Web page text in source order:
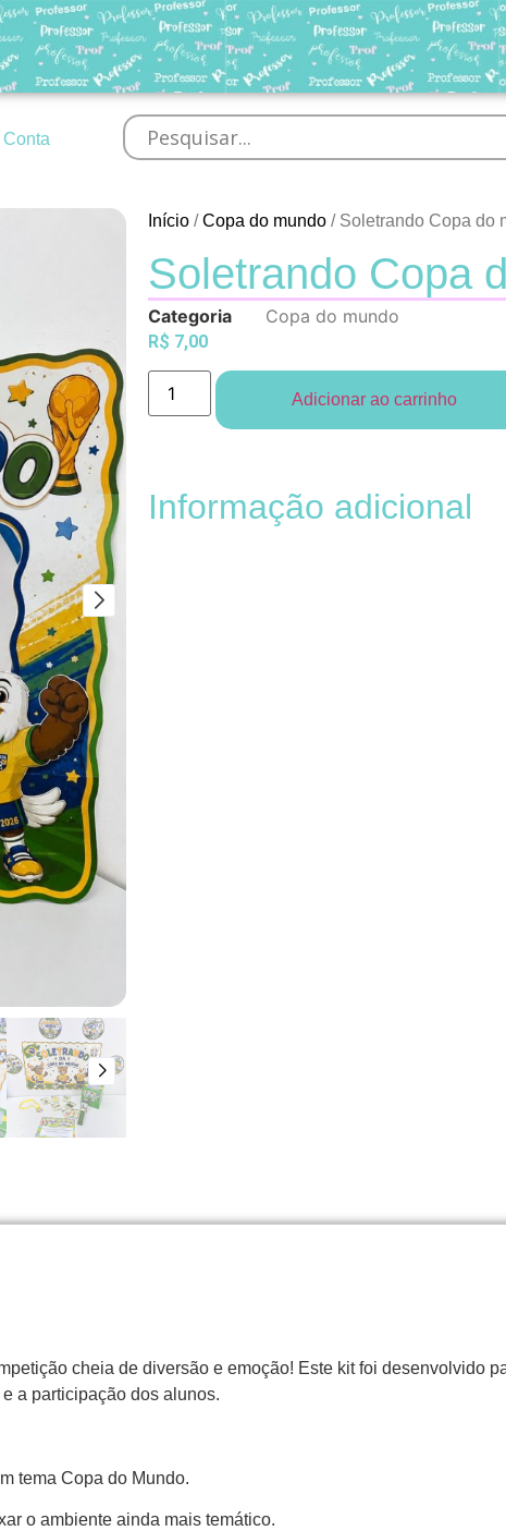
Conta
Início /Copa do mundo / Soletrando Copa do
Soletrando Copa
Categoria Copa do mundo
R$ 7,00
Adicionar ao carrinho
Informação adicional
cheia de diversão e emoção! Este kit foi desenvolvido
a participação dos alunos.
tema Copa do Mundo.
o ambiente ainda mais temático.